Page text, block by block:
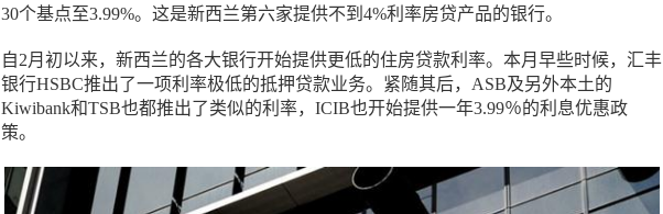
30个基点至3.99%。这是新西兰第六家提供不到4%利率房贷产品的银行。
自2月初以来，新西兰的各大银行开始提供更低的住房贷款利率。本月早些时候，汇丰
银行HSBC推出了一项利率极低的抵押贷款业务。紧随其后，ASB及另外本土的
Kiwibank和TSB也都推出了类似的利率，ICIB也开始提供一年3.99％的利息优惠政
策。